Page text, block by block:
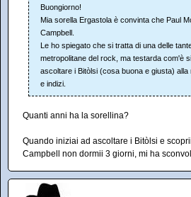
Buongiorno!
Mia sorella Ergastola è convinta che Paul
Campbell.
Le ho spiegato che si tratta di una delle
metropolitane del rock, ma testarda com'è
ascoltare i Bitòlsi (cosa buona e giusta)
e indizi.
Quanti anni ha la sorellina?
Quando iniziai ad ascoltare i Bitòlsi e
Campbell non dormii 3 giorni, mi ha